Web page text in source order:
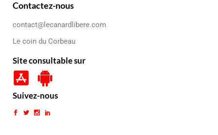
Contactez-nous
contact@lecanardlibere.com
Le coin du Corbeau
Site consultable sur
Suivez-nous